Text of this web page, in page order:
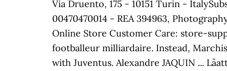
Via Druento, 175 - 10151 Turin -
00470470014 - REA 394963,
Online Store Customer Care: store-
footballeur milliardaire. Instead,
with Juventus. Alexandre JAQUIN ...